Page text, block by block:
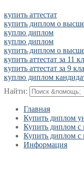
купить аттестат
купить диплом о
куплю диплом
куплю диплом
купить диплом о
купить аттестат за 11
купить аттестат за 9
куплю диплом
Найти:
Главная
Купить диплом
Купить диплом с
Купить диплом с
Информация